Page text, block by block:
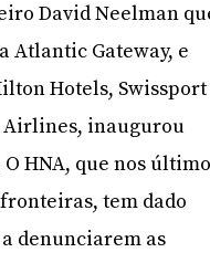
David Neelman
Atlantic Gateway, e
Hotels, Swissport
Airlines, inaugurou
HNA, que nos
tem dado
denunciarem as